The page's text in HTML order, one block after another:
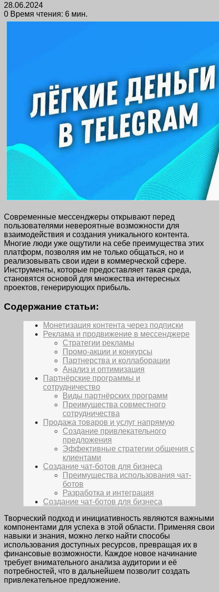
28.06.2024
0 Время чтения: 6 мин.
Современные мессенджеры открывают перед
пользователями невероятные возможности для
взаимодействия и создания уникального контента.
Многие люди уже ощутили на себе преимущества этих
платформ, позволяя им не только общаться, но и
реализовывать свои идеи в коммерческой сфере.
Инструменты, которые предоставляет такая среда,
становятся основой для множества интересных
проектов, генерирующих прибыль.
Содержание статьи:
Монетизация контента через подписки
Реклама и продвижение в мессенджере
Стратегии рекламы
Промо-акции и конкурсы
Партнерства и коллаборации
Анализ и оптимизация
Партнёрские программы и
сотрудничество
Виды партнёрских программ
Преимущества совместного
сотрудничества
Продажа товаров и услуг напрямую
Создание привлекательного
предложения
Эффективные стратегии общения с
клиентами
Создание чат-ботов для бизнеса
Преимущества использования чат-
ботов
Разработка и интеграция
Создание чат-ботов для бизнеса
Творческий подход и инициативность являются важными
компонентами для успеха в этой области. Применяя свои
навыки и знания, можно легко найти способы
использования доступных ресурсов, превращая их в
финансовые возможности. Каждое новое начинание
требует внимательного анализа аудитории и её
потребностей, что в дальнейшем позволит создать
привлекательное предложение.